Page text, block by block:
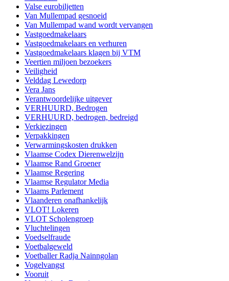
Valse eurobiljetten
Van Mullempad gesnoeid
Van Mullempad wand wordt vervangen
Vastgoedmakelaars
Vastgoedmakelaars en verhuren
Vastgoedmakelaars klagen bij VTM
Veertien miljoen bezoekers
Veiligheid
Velddag Lewedorp
Vera Jans
Verantwoordelijke uitgever
VERHUURD, Bedrogen
VERHUURD, bedrogen, bedreigd
Verkiezingen
Verpakkingen
Verwarmingskosten drukken
Vlaamse Codex Dierenwelzijn
Vlaamse Rand Groener
Vlaamse Regering
Vlaamse Regulator Media
Vlaams Parlement
Vlaanderen onafhankelijk
VLOT! Lokeren
VLOT Scholengroep
Vluchtelingen
Voedselfraude
Voetbalgeweld
Voetballer Radja Nainngolan
Vogelvangst
Vooruit